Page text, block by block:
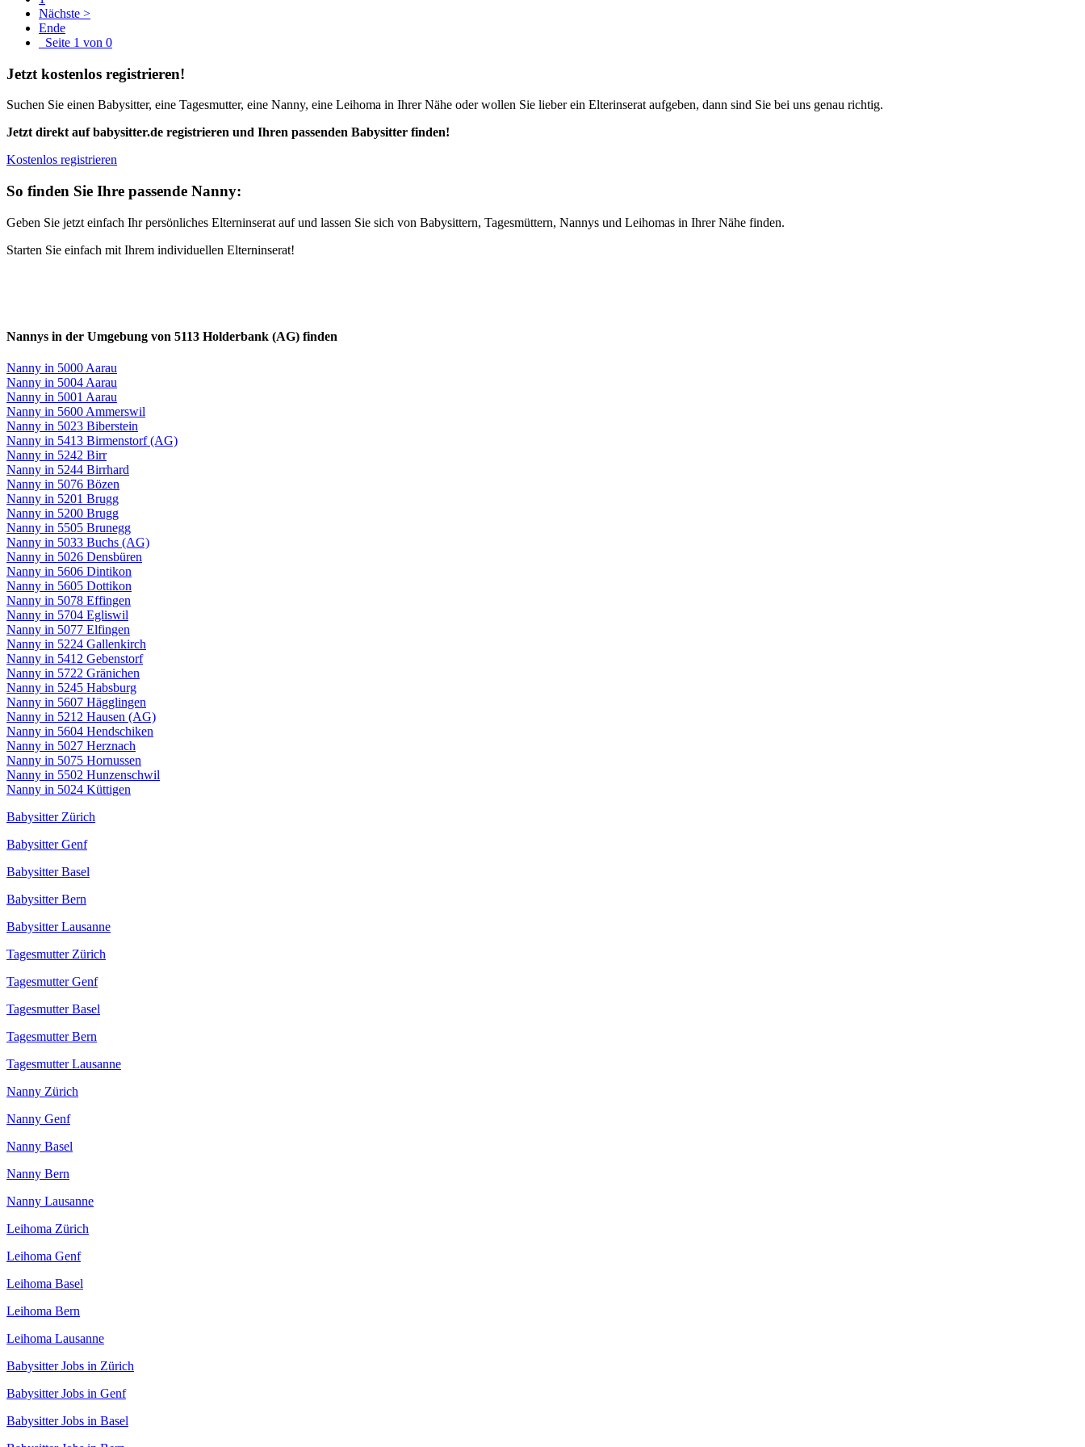
Nächste >
Ende
Seite 1 von 0
Jetzt kostenlos registrieren!
Suchen Sie einen Babysitter, eine Tagesmutter, eine Nanny, eine Leihoma in Ihrer Nähe oder wollen Sie lieber ein Elterinserat aufgeben, dann sind Sie bei uns genau richtig.
Jetzt direkt auf babysitter.de registrieren und Ihren passenden Babysitter finden!
Kostenlos registrieren
So finden Sie Ihre passende Nanny:
Geben Sie jetzt einfach Ihr persönliches Elterninserat auf und lassen Sie sich von Babysittern, Tagesmüttern, Nannys und Leihomas in Ihrer Nähe finden.
Starten Sie einfach mit Ihrem individuellen Elterninserat!
Nannys in der Umgebung von 5113 Holderbank (AG) finden
Nanny in 5000 Aarau
Nanny in 5004 Aarau
Nanny in 5001 Aarau
Nanny in 5600 Ammerswil
Nanny in 5023 Biberstein
Nanny in 5413 Birmenstorf (AG)
Nanny in 5242 Birr
Nanny in 5244 Birrhard
Nanny in 5076 Bözen
Nanny in 5201 Brugg
Nanny in 5200 Brugg
Nanny in 5505 Brunegg
Nanny in 5033 Buchs (AG)
Nanny in 5026 Densbüren
Nanny in 5606 Dintikon
Nanny in 5605 Dottikon
Nanny in 5078 Effingen
Nanny in 5704 Egliswil
Nanny in 5077 Elfingen
Nanny in 5224 Gallenkirch
Nanny in 5412 Gebenstorf
Nanny in 5722 Gränichen
Nanny in 5245 Habsburg
Nanny in 5607 Hägglingen
Nanny in 5212 Hausen (AG)
Nanny in 5604 Hendschiken
Nanny in 5027 Herznach
Nanny in 5075 Hornussen
Nanny in 5502 Hunzenschwil
Nanny in 5024 Küttigen
Babysitter Zürich
Babysitter Genf
Babysitter Basel
Babysitter Bern
Babysitter Lausanne
Tagesmutter Zürich
Tagesmutter Genf
Tagesmutter Basel
Tagesmutter Bern
Tagesmutter Lausanne
Nanny Zürich
Nanny Genf
Nanny Basel
Nanny Bern
Nanny Lausanne
Leihoma Zürich
Leihoma Genf
Leihoma Basel
Leihoma Bern
Leihoma Lausanne
Babysitter Jobs in Zürich
Babysitter Jobs in Genf
Babysitter Jobs in Basel